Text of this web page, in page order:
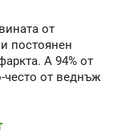
от
постоянен
А 94% от
често от веднъж